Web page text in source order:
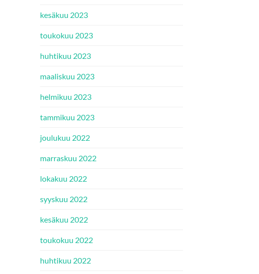
kesäkuu 2023
toukokuu 2023
huhtikuu 2023
maaliskuu 2023
helmikuu 2023
tammikuu 2023
joulukuu 2022
marraskuu 2022
lokakuu 2022
syyskuu 2022
kesäkuu 2022
toukokuu 2022
huhtikuu 2022